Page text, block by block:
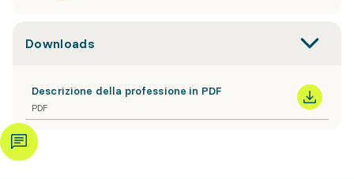
Downloads
Descrizione della professione in PDF
PDF